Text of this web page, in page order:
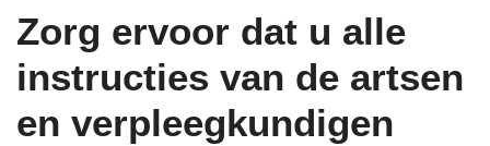
Zorg ervoor dat u alle
instructies van de artsen
en verpleegkundigen